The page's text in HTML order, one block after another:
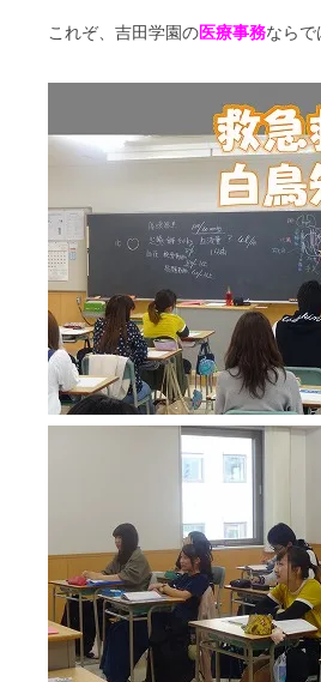
これぞ、吉田学園の医療事務ならで